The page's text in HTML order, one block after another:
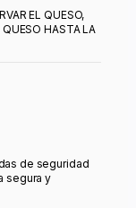
EL QUESO,
QUESO HASTA LA
de seguridad
segura y